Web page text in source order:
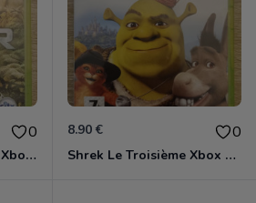
0
Sniper Ghost Warrior Xbox 360
8.90 € 0
Shrek Le Troisième Xbox 360